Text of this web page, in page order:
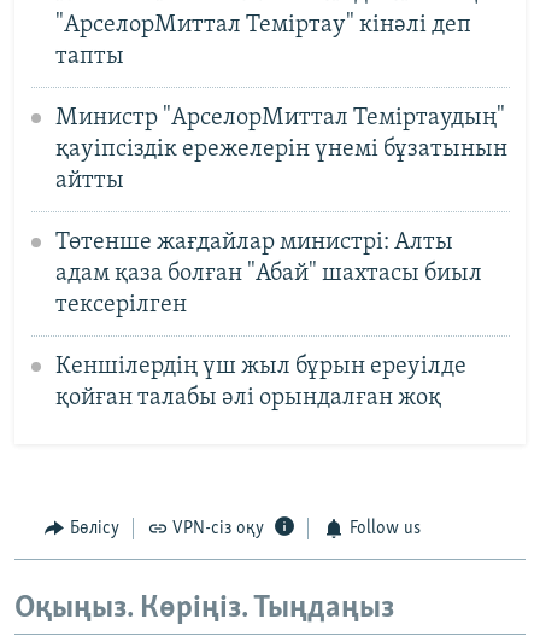
"АрселорМиттал Теміртау" кінәлі деп
тапты
Министр "АрселорМиттал Теміртаудың"
қауіпсіздік ережелерін үнемі бұзатынын
айтты
Төтенше жағдайлар министрі: Алты
адам қаза болған "Абай" шахтасы биыл
тексерілген
Кеншілердің үш жыл бұрын ереуілде
қойған талабы әлі орындалған жоқ
Бөлісу VPN-сіз оқу Follow us
Оқыңыз. Көріңіз. Тыңдаңыз